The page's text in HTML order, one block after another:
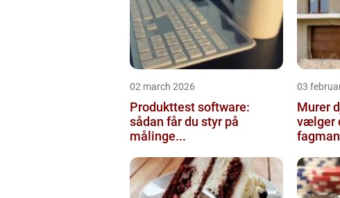
02 march 2026
Produkttest software:
sådan får du styr på
målinge...
03
Murer
vælger